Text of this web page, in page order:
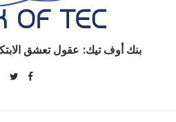
بنك أوف تيك: عقول تعشق